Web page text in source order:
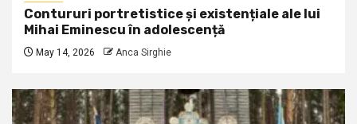
Contururi portretistice și existențiale ale lui
Mihai Eminescu în adolescență
May 14, 2026 Anca Sirghie